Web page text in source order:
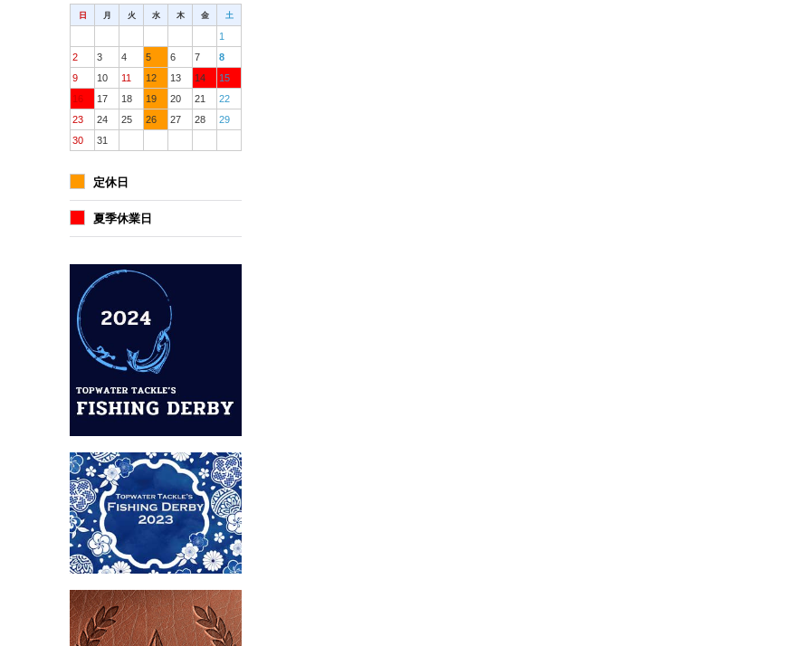
日 月 火 水 木 金 土
1
2
3 4 5 6 7
8
9
10 11 12 13 14
15
16
17 18 19 20 21
22
23
24 25 26 27 28
29
30
31
定休日
夏季休業日